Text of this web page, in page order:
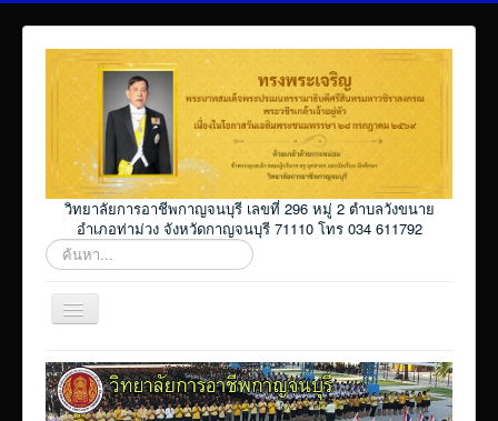
วิทยาลัยการอาชีพกาญจนบุรี เลขที่ 296 หมู่ 2 ตำบลวังขนาย
อำเภอท่าม่วง จังหวัดกาญจนบุรี 71110 โทร 034 611792
ค้นหา...
สลับ
เก
ชั่น
Home
โปรแกรม ศธ02 ออนไลน์